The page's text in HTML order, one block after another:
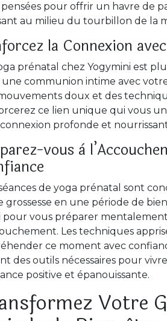
pour offrir un havre de
au milieu du tourbillon de la
la Connexion
prénatal chez Yogymini est
une communion intime avec
doux et des
ce lien unique qui vous
profonde et
vous à
de yoga prénatal sont
grossesse en une période de
pour vous préparer
Les techniques
ce moment avec
des outils nécessaires pour
positive et épanouissante.
Votre